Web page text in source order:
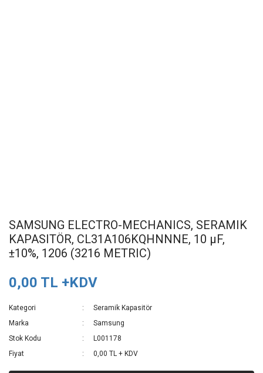
SAMSUNG ELECTRO-MECHANICS, SERAMIK
KAPASITÖR, CL31A106KQHNNNE, 10 µF,
±10%, 1206 (3216 METRIC)
0,00 TL +KDV
Kategori
Seramik Kapasitör
Marka
Samsung
Stok Kodu
L001178
Fiyat
0,00 TL + KDV